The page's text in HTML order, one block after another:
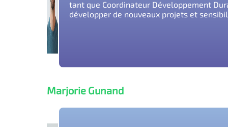
tant que Coordinateur Développement
développer de nouveaux projets et
Marjorie Gunand